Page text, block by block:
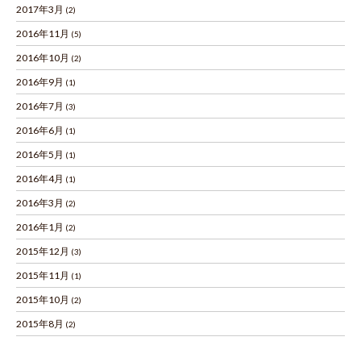
2017年3月 (2)
2016年11月 (5)
2016年10月 (2)
2016年9月 (1)
2016年7月 (3)
2016年6月 (1)
2016年5月 (1)
2016年4月 (1)
2016年3月 (2)
2016年1月 (2)
2015年12月 (3)
2015年11月 (1)
2015年10月 (2)
2015年8月 (2)